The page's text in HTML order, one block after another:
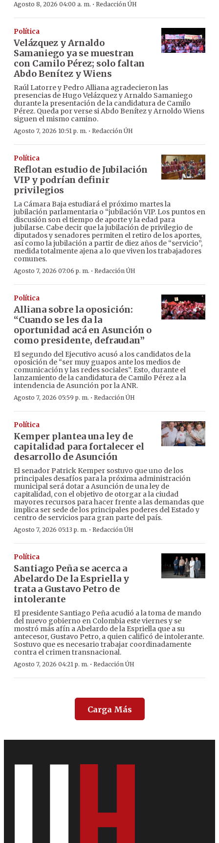
Agosto 8, 2026 04:00 a. m. · Redacción ÚH
Política
Velázquez y Arnaldo
Samaniego ya se muestran
con Camilo Pérez; solo faltan
Abdo Benítez y Wiens
Raúl Latorre y Pedro Alliana agradecieron las
presencias de Hugo Velázquez y Arnaldo Samaniego
durante la presentación de la candidatura de Camilo
Pérez. Queda por verse si Abdo Benítez y Arnoldo Wiens
siguen el mismo camino.
Agosto 7, 2026 10:51 p. m. · Redacción ÚH
Política
Reflotan estudio de Jubilación
VIP y podrían definir
privilegios
La Cámara Baja estudiará el próximo martes la
jubilación parlamentaria o “jubilación VIP. Los puntos en
discusión son el tiempo de aporte y la edad para
jubilarse. Cabe decir que la jubilación de privilegio de
diputados y senadores permiten el retiro de los aportes,
así como la jubilación a partir de diez años de “servicio”,
medida totalmente ajena a lo que viven los trabajadores
comunes.
Agosto 7, 2026 07:06 p. m. · Redacción ÚH
Política
Alliana sobre la oposición:
“Cuando se les da la
oportunidad acá en Asunción o
como presidente, defraudan”
El segundo del Ejecutivo acusó a los candidatos de la
oposición de “ser muy guapos ante los medios de
comunicación y las redes sociales”. Esto, durante el
lanzamiento de la candidatura de Camilo Pérez a la
intendencia de Asunción por la ANR.
Agosto 7, 2026 05:59 p. m. · Redacción ÚH
Política
Kemper plantea una ley de
capitalidad para fortalecer el
desarrollo de Asunción
El senador Patrick Kemper sostuvo que uno de los
principales desafíos para la próxima administración
municipal será dotar a Asunción de una ley de
capitalidad, con el objetivo de otorgar a la ciudad
mayores recursos para hacer frente a las demandas que
implica ser sede de los principales poderes del Estado y
centro de servicios para gran parte del país.
Agosto 7, 2026 05:13 p. m. · Redacción ÚH
Política
Santiago Peña se acerca a
Abelardo De la Espriella y
trata a Gustavo Petro de
intolerante
El presidente Santiago Peña acudió a la toma de mando
del nuevo gobierno en Colombia este viernes y se
mostró más afín a Abelardo de la Espriella que a su
antecesor, Gustavo Petro, a quien calificó de intolerante.
Sostuvo que es necesario trabajar coordinadamente
contra el crimen transnacional.
Agosto 7, 2026 04:21 p. m. · Redacción ÚH
Carga Más